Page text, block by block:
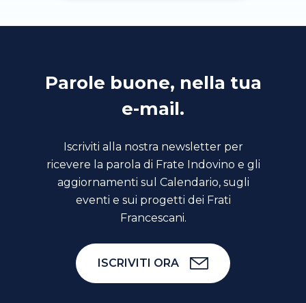
Parole buone, nella tua
e-mail.
Iscriviti alla nostra newsletter per
ricevere la parola di Frate Indovino e gli
aggiornamenti sul Calendario, sugli
eventi e sui progetti dei Frati
Francescani.
ISCRIVITI ORA